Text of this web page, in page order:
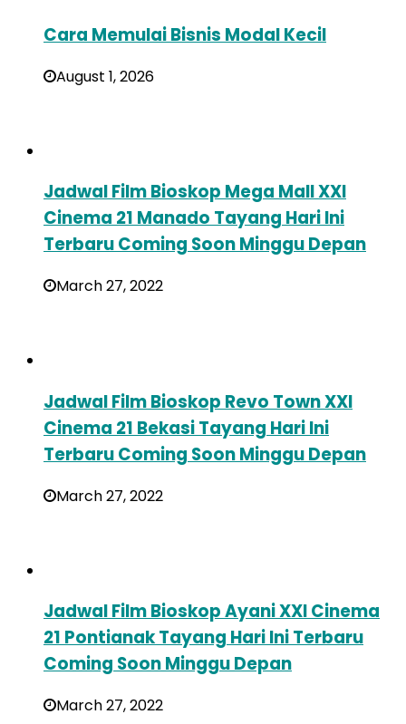
Cara Memulai Bisnis Modal Kecil
August 1, 2026
Jadwal Film Bioskop Mega Mall XXI
Cinema 21 Manado Tayang Hari Ini
Terbaru Coming Soon Minggu Depan
March 27, 2022
Jadwal Film Bioskop Revo Town XXI
Cinema 21 Bekasi Tayang Hari Ini
Terbaru Coming Soon Minggu Depan
March 27, 2022
Jadwal Film Bioskop Ayani XXI Cinema
21 Pontianak Tayang Hari Ini Terbaru
Coming Soon Minggu Depan
March 27, 2022